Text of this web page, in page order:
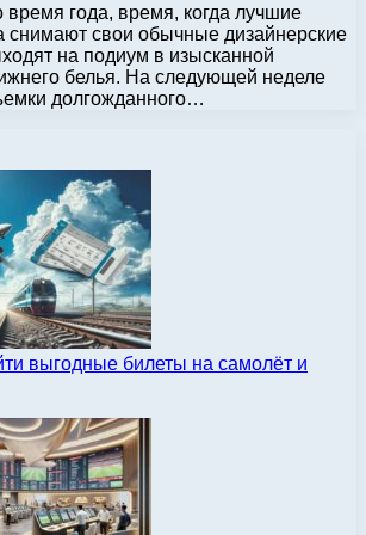
время года, время, когда лучшие
снимают свои обычные дизайнерские
на подиум в изысканной
белья. На следующей неделе
долгожданного…
выгодные билеты на самолёт и